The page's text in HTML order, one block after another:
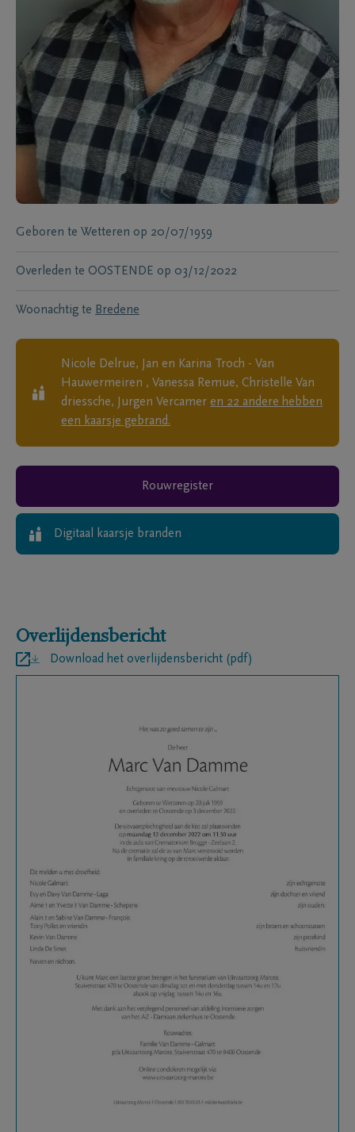
Geboren te Wetteren op 20/07/1959
Overleden te OOSTENDE op 03/12/2022
Woonachtig te Bredene
Nicole Delrue, Jan en Karina Troch - Van
Hauwermeiren , Vanessa Remue, Christelle Van
driessche, Jurgen Vercamer en 22 andere hebben
een kaarsje gebrand.
Rouwregister
Digitaal kaarsje branden
Overlijdensbericht
Download het overlijdensbericht (pdf)